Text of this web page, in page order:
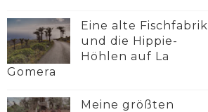
Eine alte Fischfabrik
und die Hippie-
Höhlen auf La
Gomera
Meine größten